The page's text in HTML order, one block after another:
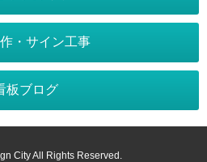
2662フロアサイン／路面表示
イーゼル
黒板／ブラックボード
ホワイトボード特設ページ
看板の用語集
スタッフ紹介
送料・納期・配送
注文の変更・取り消し
・サイン工事
板ブログ
City All Rights Reserved.